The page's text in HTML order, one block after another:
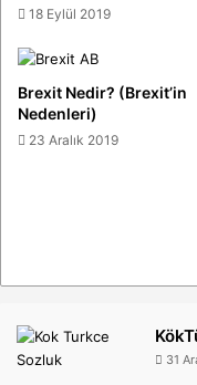
18 Eylül 2019
Brexit Nedir? (Brexit’in
Nedenleri)
23 Aralık 2019
31